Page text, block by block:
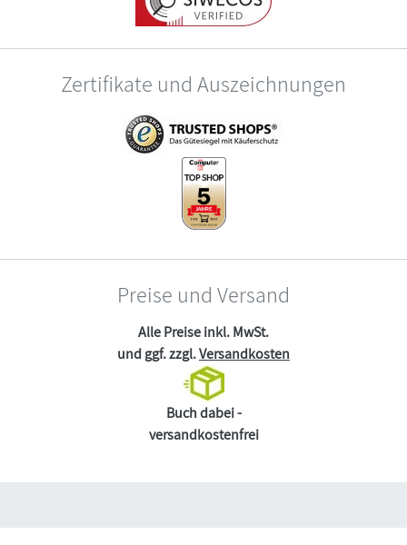
Zertifikate und Auszeichnungen
Preise und Versand
Alle Preise inkl. MwSt.
und ggf. zzgl.Versandkosten
Buch dabei -
versandkostenfrei